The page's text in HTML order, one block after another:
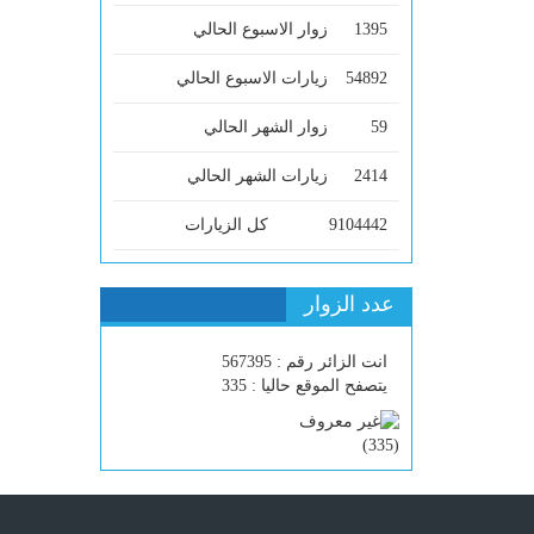
1395 زوار الاسبوع الحالي
54892 زيارات الاسبوع الحالي
59 زوار الشهر الحالي
2414 زيارات الشهر الحالي
9104442 كل الزيارات
عدد الزوار
انت الزائر رقم : 567395
يتصفح الموقع حاليا : 335
(
335
)